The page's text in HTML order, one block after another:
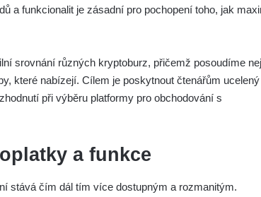
a funkcionalit je zásadní pro pochopení toho, jak
srovnání různých kryptoburz, přičemž posoudíme
které nabízejí. Cílem je poskytnout čtenářům ucelený
při výběru platformy pro obchodování s
a funkce
stává čím dál tím více dostupným a rozmanitým.